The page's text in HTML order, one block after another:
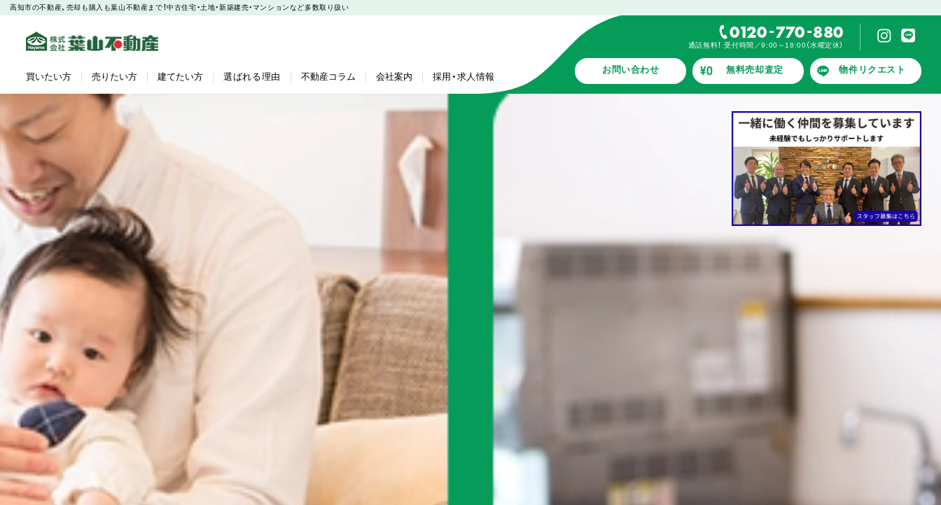
高知市の不動産、売却も購入も葉山不動産まで！中古住宅・土地・新築建売・マンションなど多数取り扱い
買いたい方 売りたい方 建てたい方 選ばれる理由 不動産コラム 会社案内 採用・求人情報
0120-770-880
通話無料！ 受付時間／9:00～18:00（水曜定休）
お問い合わせ 無料売却査定 物件リクエスト